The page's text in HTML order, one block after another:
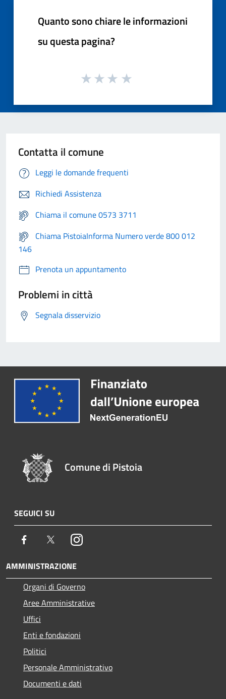
Quanto sono chiare le informazioni
su questa pagina?
Contatta il comune
Leggi le domande frequenti
Richiedi Assistenza
Chiama il comune 0573 3711
Chiama PistoiaInforma Numero verde 800 012
146
Prenota un appuntamento
Problemi in città
Segnala disservizio
Comune di Pistoia
SEGUICI SU
Facebook TwitterInstagram
AMMINISTRAZIONE
Organi di Governo
Aree Amministrative
Uffici
Enti e fondazioni
Politici
Personale Amministrativo
Documenti e dati